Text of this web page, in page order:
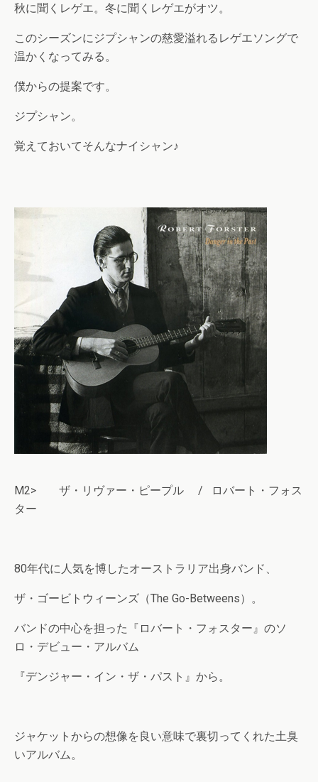
秋に聞くレゲエ。冬に聞くレゲエがオツ。
このシーズンにジプシャンの慈愛溢れるレゲエソングで
温かくなってみる。
僕からの提案です。
ジプシャン。
覚えておいてそんなナイシャン♪
M2> ザ・リヴァー・ピープル / ロバート・フォス
ター
80年代に人気を博したオーストラリア出身バンド、
ザ・ゴービトウィーンズ（The Go-Betweens）。
バンドの中心を担った『ロバート・フォスター』のソ
ロ・デビュー・アルバム
『デンジャー・イン・ザ・パスト』から。
ジャケットからの想像を良い意味で裏切ってくれた土臭
いアルバム。